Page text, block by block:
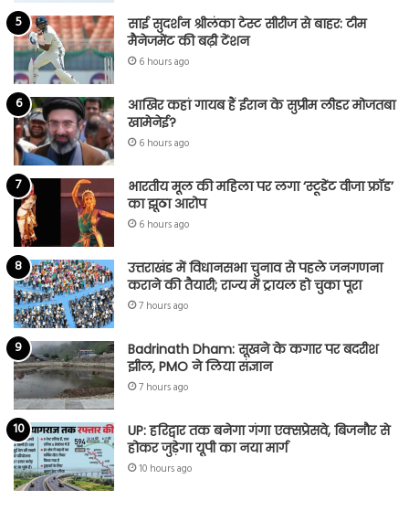
साई सुदर्शन श्रीलंका टेस्ट सीरीज से बाहर: टीम
मैनेजमेंट की बढ़ी टेंशन
6 hours ago
आखिर कहां गायब हैं ईरान के सुप्रीम लीडर मोजतबा
खामेनेई?
6 hours ago
भारतीय मूल की महिला पर लगा ‘स्टूडेंट वीजा फ्रॉड’
का झूठा आरोप
6 hours ago
उत्तराखंड में विधानसभा चुनाव से पहले जनगणना
कराने की तैयारी; राज्य में ट्रायल हो चुका पूरा
7 hours ago
Badrinath Dham: सूखने के कगार पर बदरीश
झील, PMO ने लिया संज्ञान
7 hours ago
UP: हरिद्वार तक बनेगा गंगा एक्सप्रेसवे, बिजनौर से
होकर जुड़ेगा यूपी का नया मार्ग
10 hours ago